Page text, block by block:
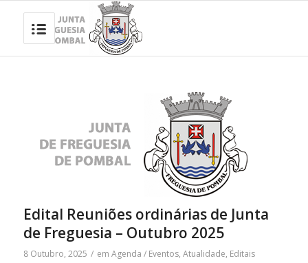
Edital Reuniões ordinárias de Junta
de Freguesia – Outubro 2025
8 Outubro, 2025 / em Agenda / Eventos, Atualidade, Editais